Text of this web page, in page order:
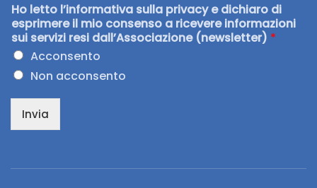
Ho letto l’informativa sulla privacy e dichiaro di
esprimere il mio consenso a ricevere informazioni
sui servizi resi dall’Associazione (newsletter) *
Acconsento
Non acconsento
Invia